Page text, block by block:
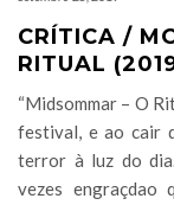
CRÍTICA /
RITUAL
“Midsommar – O
festival, e ao cair
terror à luz do
vezes engraçdao